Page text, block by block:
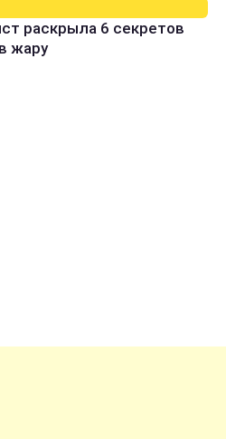
раскрыла 6 секретов
жару